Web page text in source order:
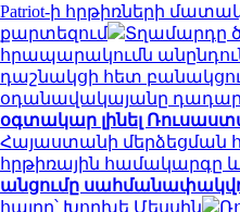
Patriot-ի հրթիռների
քարտեզում
Տղամարդը
հրապարակումն
դաշնակցի հետ
օդանավակայանը
օգտակար լինել
Հայաստանի մերձեցման
հրթիռային համակարգը
անցումը
հայրը՝ Խորխե Մեսսին